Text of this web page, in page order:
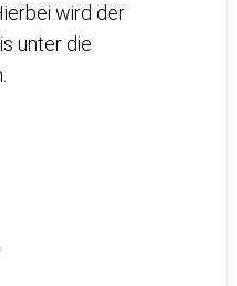
wird der
unter die